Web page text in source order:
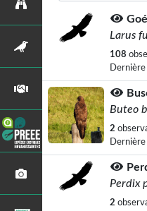
Larus
108
Buteo
2
Perdix
2